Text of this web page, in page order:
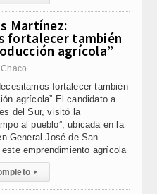
Martínez:
fortalecer también
agrícola”
fortalecer también
agrícola” El candidato a
del Sur, visitó la
al pueblo”, ubicada en la
General José de San
este emprendimiento agrícola
▸